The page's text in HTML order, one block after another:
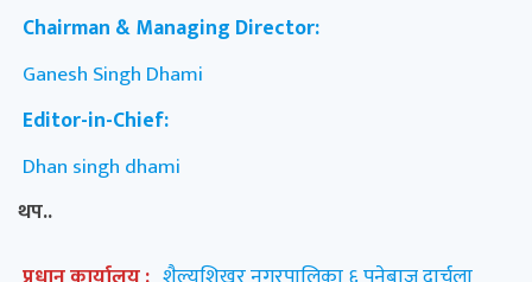
Chairman & Managing Director:
Ganesh Singh Dhami
Editor-in-Chief:
Dhan singh dhami
थप..